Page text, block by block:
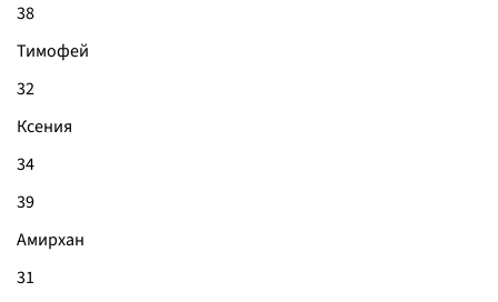
38
Тимофей
32
Ксения
34
39
Амирхан
31